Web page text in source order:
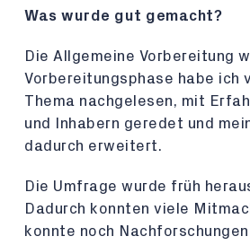
Was wurde gut gemacht?
Die Allgemeine Vorbereitung
Vorbereitungsphase habe ich
Thema nachgelesen, mit
und Inhabern geredet und
dadurch erweitert.
Die Umfrage wurde früh
Dadurch konnten viele
konnte noch